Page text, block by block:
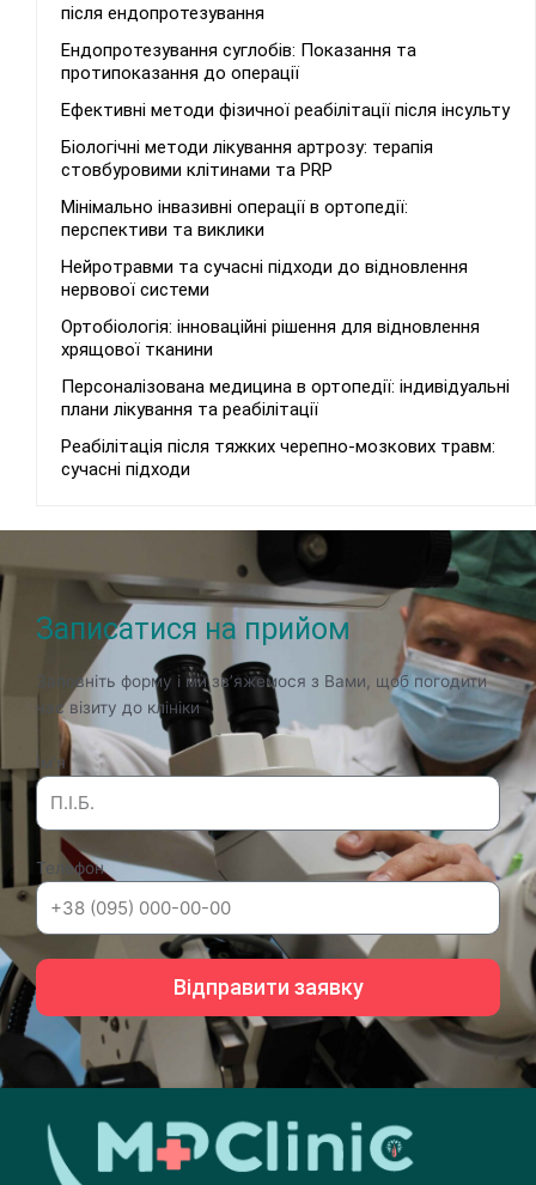
після ендопротезування
Ендопротезування суглобів: Показання та
протипоказання до операції
Ефективні методи фізичної реабілітації після інсульту
Біологічні методи лікування артрозу: терапія
стовбуровими клітинами та PRP
Мінімально інвазивні операції в ортопедії:
перспективи та виклики
Нейротравми та сучасні підходи до відновлення
нервової системи
Ортобіологія: інноваційні рішення для відновлення
хрящової тканини
Персоналізована медицина в ортопедії: індивідуальні
плани лікування та реабілітації
Реабілітація після тяжких черепно-мозкових травм:
сучасні підходи
Записатися на прийом
Заповніть форму і ми зв’яжемося з Вами, щоб погодити
час візиту до клініки
Ім'я
Телефон
Відправити заявку